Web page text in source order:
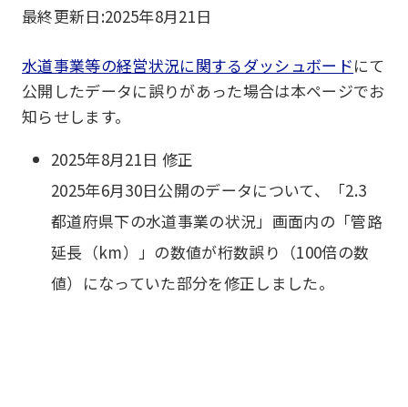
最終更新日:2025年8月21日
水道事業等の経営状況に関するダッシュボードにて
公開したデータに誤りがあった場合は本ページでお
知らせします。
2025年8月21日 修正
2025年6月30日公開のデータについて、「2.3
都道府県下の水道事業の状況」画面内の「管路
延長（km）」の数値が桁数誤り（100倍の数
値）になっていた部分を修正しました。